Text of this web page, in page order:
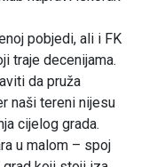
pobjedi, ali i FK
traje decenijama.
da pruža
naši tereni nijesu
cijelog grada.
u malom – spoj